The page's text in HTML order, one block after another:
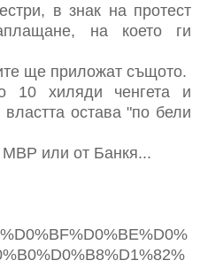
в знак на протест
на което ги
ще приложат същото.
10 хиляди ченгета и
остава "по бели
МВР или от Банкя...